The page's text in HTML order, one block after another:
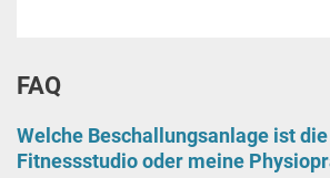
FAQ
Welche Beschallungsanlage ist
Fitnessstudio oder meine